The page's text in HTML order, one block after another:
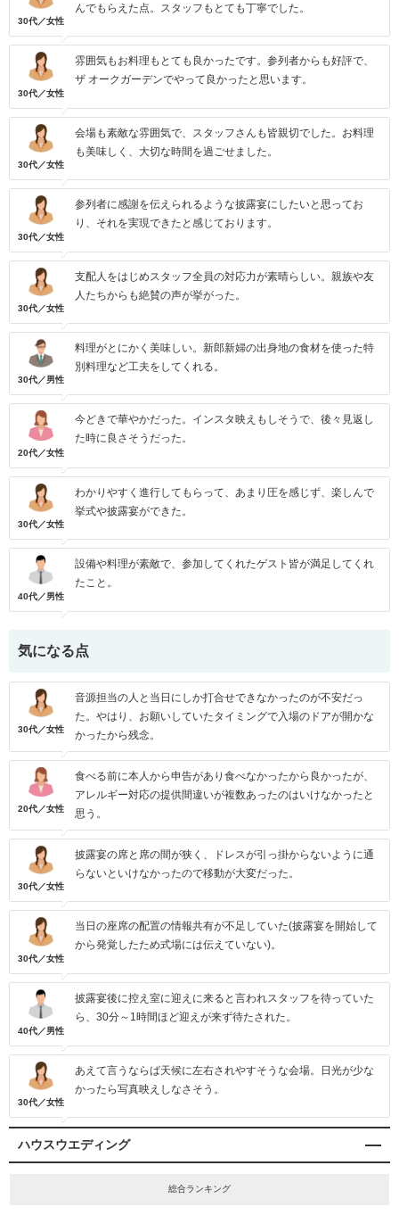
30代／女性
んでもらえた点。スタッフもとても丁寧でした。
30代／女性
雰囲気もお料理もとても良かったです。参列者からも好評で、
ザ オークガーデンでやって良かったと思います。
30代／女性
会場も素敵な雰囲気で、スタッフさんも皆親切でした。お料理
も美味しく、大切な時間を過ごせました。
30代／女性
参列者に感謝を伝えられるような披露宴にしたいと思ってお
り、それを実現できたと感じております。
30代／女性
支配人をはじめスタッフ全員の対応力が素晴らしい。親族や友
人たちからも絶賛の声が挙がった。
30代／男性
料理がとにかく美味しい。新郎新婦の出身地の食材を使った特
別料理など工夫をしてくれる。
20代／女性
今どきで華やかだった。インスタ映えもしそうで、後々見返し
た時に良さそうだった。
30代／女性
わかりやすく進行してもらって、あまり圧を感じず、楽しんで
挙式や披露宴ができた。
40代／男性
設備や料理が素敵で、参加してくれたゲスト皆が満足してくれ
たこと。
気になる点
30代／女性
音源担当の人と当日にしか打合せできなかったのが不安だっ
た。やはり、お願いしていたタイミングで入場のドアが開かな
かったから残念。
20代／女性
食べる前に本人から申告があり食べなかったから良かったが、
アレルギー対応の提供間違いが複数あったのはいけなかったと
思う。
30代／女性
披露宴の席と席の間が狭く、ドレスが引っ掛からないように通
らないといけなかったので移動が大変だった。
30代／女性
当日の座席の配置の情報共有が不足していた(披露宴を開始して
から発覚したため式場には伝えていない)。
40代／男性
披露宴後に控え室に迎えに来ると言われスタッフを待っていた
ら、30分～1時間ほど迎えが来ず待たされた。
30代／女性
あえて言うならば天候に左右されやすそうな会場。日光が少な
かったら写真映えしなさそう。
ハウスウエディング
総合ランキング